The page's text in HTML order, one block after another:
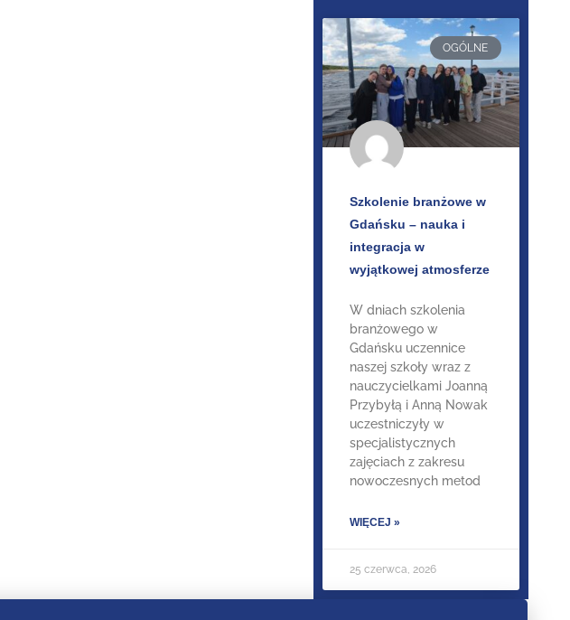
OGÓLNE
Szkolenie branżowe w
Gdańsku – nauka i
integracja w
wyjątkowej atmosferze
W dniach szkolenia
branżowego w
Gdańsku uczennice
naszej szkoły wraz z
nauczycielkami Joanną
Przybyłą i Anną Nowak
uczestniczyły w
specjalistycznych
zajęciach z zakresu
nowoczesnych metod
WIĘCEJ »
25 czerwca, 2026